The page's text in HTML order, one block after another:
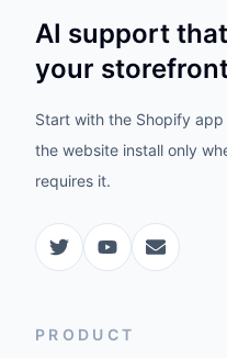
AI support
your
Start with the Shopify
the website install only
requires it.
PRODUCT